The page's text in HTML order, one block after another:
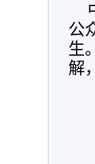
公
生
解